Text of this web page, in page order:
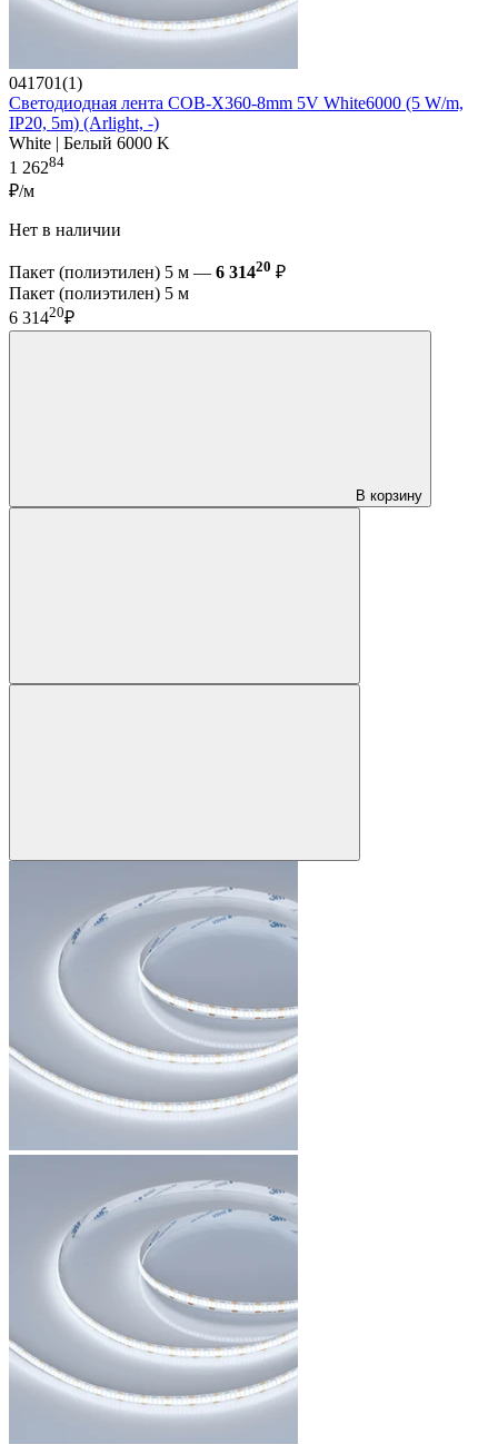
041701(1)
Светодиодная лента COB-X360-8mm 5V White6000 (5 W/m,
IP20, 5m) (Arlight, -)
White | Белый 6000 K
1 26284
₽/м
Нет в наличии
Пакет (полиэтилен) 5 м — 6 31420 ₽
Пакет (полиэтилен) 5 м
6 31420₽
В корзину